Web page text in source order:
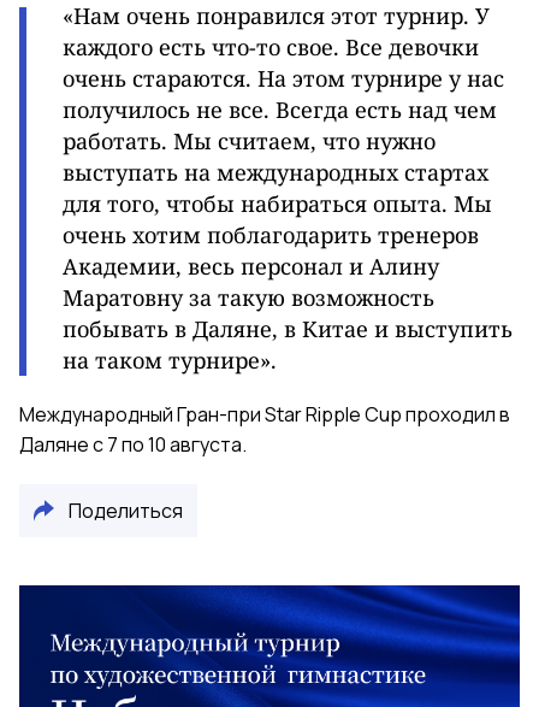
«Нам очень понравился этот турнир. У
каждого есть что-то свое. Все девочки
очень стараются. На этом турнире у нас
получилось не все. Всегда есть над чем
работать. Мы считаем, что нужно
выступать на международных стартах
для того, чтобы набираться опыта. Мы
очень хотим поблагодарить тренеров
Академии, весь персонал и Алину
Маратовну за такую возможность
побывать в Даляне, в Китае и выступить
на таком турнире».
Международный Гран-приStar Ripple Cup проходил в
Даляне с 7 по 10 августа.
Поделиться